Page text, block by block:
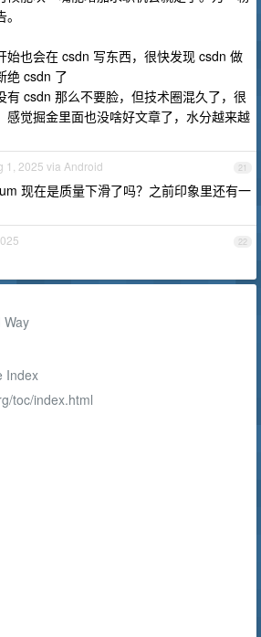
始也会在 csdn 写东西，很快发现 csdn 做
绝 csdn 了
有 csdn 那么不要脸，但技术圈混久了，很
感觉掘金里面也没啥好文章了，水分越来越
21
1, 2025 via Android
现在是质量下滑了吗？之前印象里还有一
22
Way
Index
toc/index.html